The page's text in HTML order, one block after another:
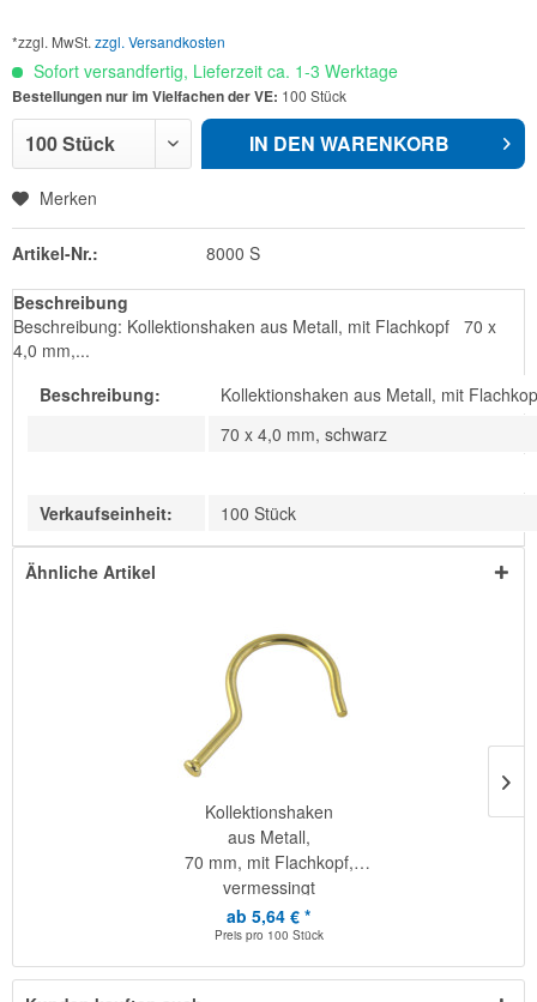
*zzgl. MwSt. zzgl. Versandkosten
Sofort versandfertig, Lieferzeit ca. 1-3 Werktage
Bestellungen nur im Vielfachen der VE: 100 Stück
IN DEN WARENKORB
Merken
Artikel-Nr.: 8000 S
Beschreibung
Beschreibung: Kollektionshaken aus Metall, mit Flachkopf 70 x
4,0 mm,...
Beschreibung:
Kollektionshaken aus Metall, mit
70 x 4,0 mm, schwarz
Verkaufseinheit: 100 Stück
Ähnliche Artikel
Kollektionshaken
aus Metall,
70 mm, mit Flachkopf,
vermessingt
ab 5,64 € *
Preis pro 100 Stück